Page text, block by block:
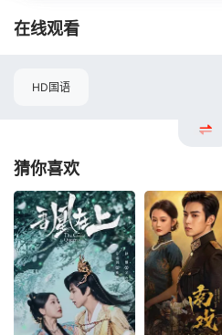
在线观看
HD国语
猜你喜欢